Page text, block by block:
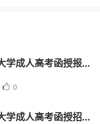
目
年
高数（一）、政
治、外语
湖北民族大学成人高考函授报名招生简章
0
武汉纺织大学成人高考函授招生简章